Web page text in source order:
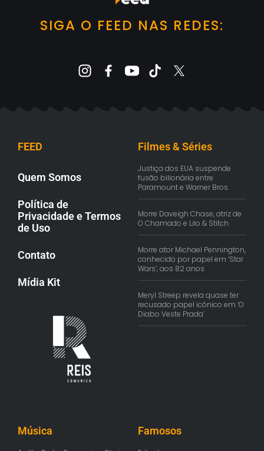
SIGA O FEED NAS REDES:
FEED
Quem Somos
Política de
Privacidade e Termos
de Uso
Contato
Mídia Kit
Filmes & Séries
Justiça dos EUA suspende
fusão bilionária entre
Paramount e Warner Bros.
Morre Daveigh Chase, atriz de
O Chamado e Lilo & Stitch
Morre ator Michael Pennington,
conhecido por papel em ‘Star
Wars’, aos 82 anos
Meryl Streep revela quase ter
recusado papel icônico em ‘O
Diabo Veste Prada’
Música Famosos